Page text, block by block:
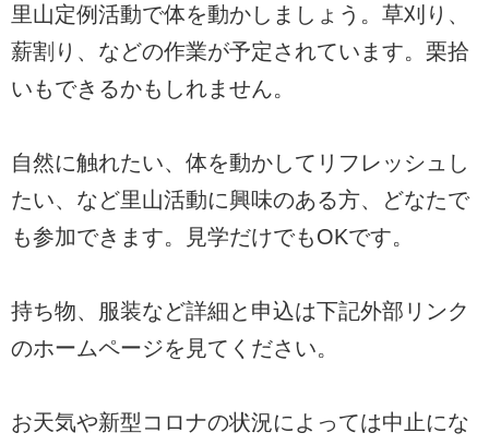
里山定例活動で体を動かしましょう。草刈り、
薪割り、などの作業が予定されています。栗拾
いもできるかもしれません。
自然に触れたい、体を動かしてリフレッシュし
たい、など里山活動に興味のある方、どなたで
も参加できます。見学だけでもOKです。
持ち物、服装など詳細と申込は下記外部リンク
のホームページを見てください。
お天気や新型コロナの状況によっては中止にな